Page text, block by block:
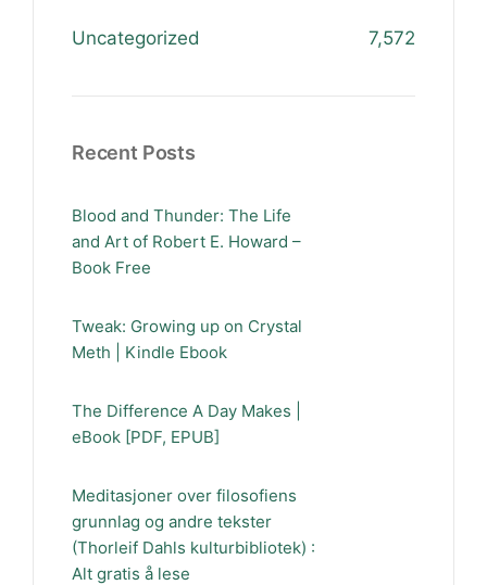
Uncategorized 7,572
Recent Posts
Blood and Thunder: The Life
and Art of Robert E. Howard –
Book Free
Tweak: Growing up on Crystal
Meth | Kindle Ebook
The Difference A Day Makes |
eBook [PDF, EPUB]
Meditasjoner over filosofiens
grunnlag og andre tekster
(Thorleif Dahls kulturbibliotek) :
Alt gratis å lese